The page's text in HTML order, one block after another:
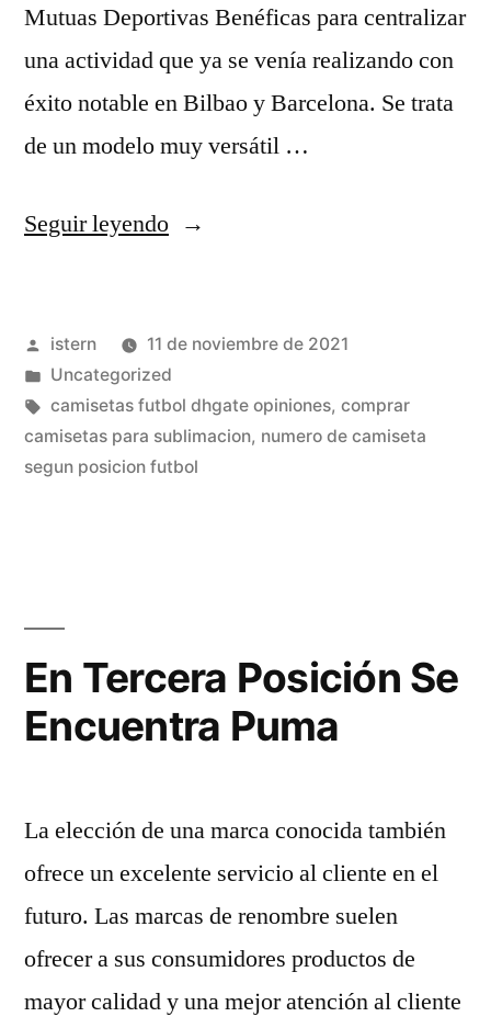
Mutuas Deportivas Benéficas para centralizar
una actividad que ya se venía realizando con
éxito notable en Bilbao y Barcelona. Se trata
de un modelo muy versátil …
Seguir leyendo«Chiquero
Ir
Al
Cine»
Publicado
por
istern
11 de noviembre de 2021
Publicado
en
Uncategorized
Etiquetas:
camisetas futbol dhgate opiniones, comprar
camisetas para sublimacion, numero de camiseta
segun posicion futbol
En Tercera Posición Se
Encuentra Puma
La elección de una marca conocida también
ofrece un excelente servicio al cliente en el
futuro. Las marcas de renombre suelen
ofrecer a sus consumidores productos de
mayor calidad y una mejor atención al cliente